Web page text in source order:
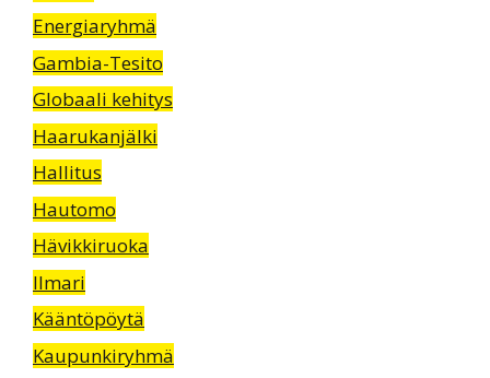
Energiaryhmä
Gambia-Tesito
Globaali kehitys
Haarukanjälki
Hallitus
Hautomo
Hävikkiruoka
Ilmari
Kääntöpöytä
Kaupunkiryhmä